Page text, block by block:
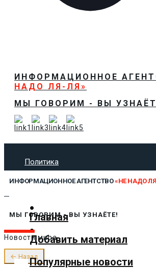
ИНФОРМАЦИОННОЕ
НАДО ЛЯ-ЛЯ»
МЫ ГОВОРИМ - ВЫ
Политика
Технологии
Предложить новость
О нас
ИНФОРМАЦИОННОЕ АГЕНТСТВО«НЕ НАДО
Главная
Добавить материал
Популярные новости
МЫ ГОВОРИМ - ВЫ УЗНАЁТЕ!
Новости мира
← Назад